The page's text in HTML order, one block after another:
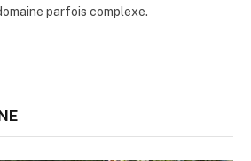
parfois complexe.